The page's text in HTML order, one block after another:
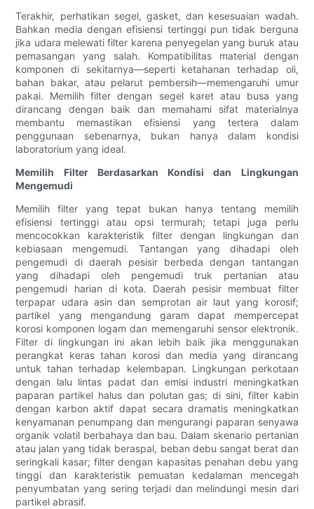
Terakhir, perhatikan segel, gasket, dan kesesuaian wadah.
Bahkan media dengan efisiensi tertinggi pun tidak berguna
jika udara melewati filter karena penyegelan yang buruk atau
pemasangan yang salah. Kompatibilitas material dengan
komponen di sekitarnya—seperti ketahanan terhadap oli,
bahan bakar, atau pelarut pembersih—memengaruhi umur
pakai. Memilih filter dengan segel karet atau busa yang
dirancang dengan baik dan memahami sifat materialnya
membantu memastikan efisiensi yang tertera dalam
penggunaan sebenarnya, bukan hanya dalam kondisi
laboratorium yang ideal.
Memilih Filter Berdasarkan Kondisi dan Lingkungan
Mengemudi
Memilih filter yang tepat bukan hanya tentang memilih
efisiensi tertinggi atau opsi termurah; tetapi juga perlu
mencocokkan karakteristik filter dengan lingkungan dan
kebiasaan mengemudi. Tantangan yang dihadapi oleh
pengemudi di daerah pesisir berbeda dengan tantangan
yang dihadapi oleh pengemudi truk pertanian atau
pengemudi harian di kota. Daerah pesisir membuat filter
terpapar udara asin dan semprotan air laut yang korosif;
partikel yang mengandung garam dapat mempercepat
korosi komponen logam dan memengaruhi sensor elektronik.
Filter di lingkungan ini akan lebih baik jika menggunakan
perangkat keras tahan korosi dan media yang dirancang
untuk tahan terhadap kelembapan. Lingkungan perkotaan
dengan lalu lintas padat dan emisi industri meningkatkan
paparan partikel halus dan polutan gas; di sini, filter kabin
dengan karbon aktif dapat secara dramatis meningkatkan
kenyamanan penumpang dan mengurangi paparan senyawa
organik volatil berbahaya dan bau. Dalam skenario pertanian
atau jalan yang tidak beraspal, beban debu sangat berat dan
seringkali kasar; filter dengan kapasitas penahan debu yang
tinggi dan karakteristik pemuatan kedalaman mencegah
penyumbatan yang sering terjadi dan melindungi mesin dari
partikel abrasif.